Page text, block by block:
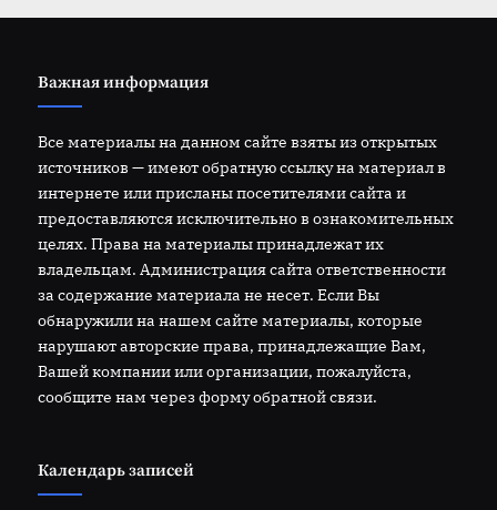
Важная информация
Все материалы на данном сайте взяты из открытых
источников — имеют обратную ссылку на материал в
интернете или присланы посетителями сайта и
предоставляются исключительно в ознакомительных
целях. Права на материалы принадлежат их
владельцам. Администрация сайта ответственности
за содержание материала не несет. Если Вы
обнаружили на нашем сайте материалы, которые
нарушают авторские права, принадлежащие Вам,
Вашей компании или организации, пожалуйста,
сообщите нам через форму обратной связи.
Календарь записей